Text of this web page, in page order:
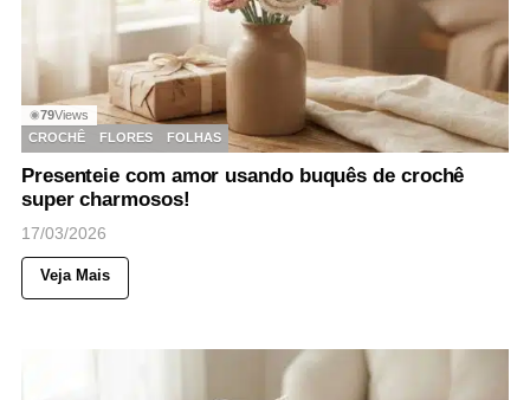
◉79Views
CROCHÊ
FLORES FOLHAS
Presenteie com amor usando buquês de crochê
super charmosos!
17/03/2026
Veja Mais